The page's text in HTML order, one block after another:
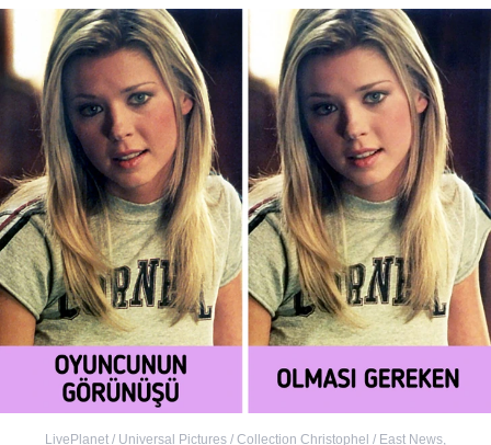
LivePlanet / Universal Pictures / Collection Christophel / East News,